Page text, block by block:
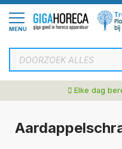
Ga
naar
de
inhoud
MENU
Elke dag